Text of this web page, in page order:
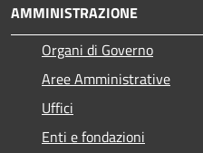
AMMINISTRAZIONE
Organi di Governo
Aree Amministrative
Uffici
Enti e fondazioni